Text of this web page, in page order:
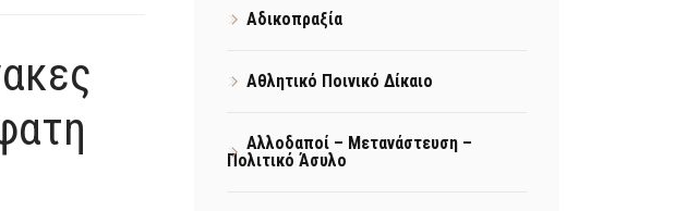
Αδικοπραξία
Αθλητικό Ποινικό Δίκαιο
Αλλοδαποί – Μετανάστευση –
Πολιτικό Άσυλο